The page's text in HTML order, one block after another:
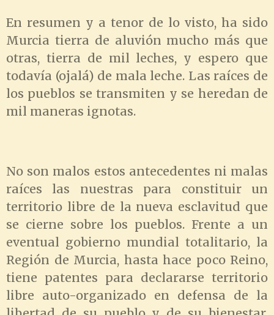
En resumen y a tenor de lo visto, ha sido
Murcia tierra de aluvión mucho más que
otras, tierra de mil leches, y espero que
todavía (ojalá) de mala leche. Las raíces de
los pueblos se transmiten y se heredan de
mil maneras ignotas.
No son malos estos antecedentes ni malas
raíces las nuestras para constituir un
territorio libre de la nueva esclavitud que
se cierne sobre los pueblos. Frente a un
eventual gobierno mundial totalitario, la
Región de Murcia, hasta hace poco Reino,
tiene patentes para declararse territorio
libre auto-organizado en defensa de la